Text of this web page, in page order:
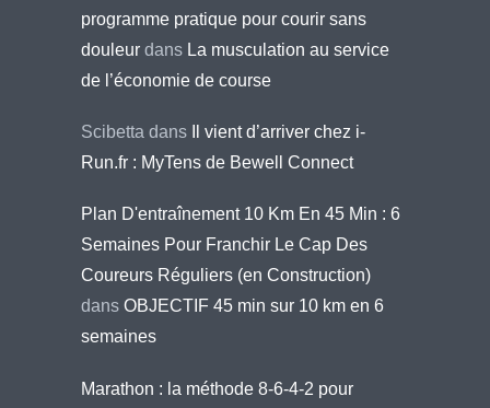
programme pratique pour courir sans
douleur dans La musculation au service
de l’économie de course
Scibetta dans
Il vient d’arriver chez i-
Run.fr : MyTens de Bewell Connect
Plan D'entraînement 10 Km En 45 Min : 6
Semaines Pour Franchir Le Cap Des
Coureurs Réguliers (en Construction)
dans OBJECTIF 45 min sur 10 km en 6
semaines
Marathon : la méthode 8-6-4-2 pour